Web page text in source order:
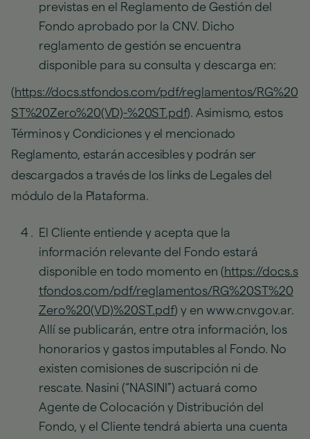
previstas en el Reglamento de Gestión del
Fondo aprobado por la CNV. Dicho
reglamento de gestión se encuentra
disponible para su consulta y descarga en:
(https://docs.stfondos.com/pdf/reglamentos/RG%20
ST%20Zero%20(VD)-%20ST.pdf). Asimismo, estos
Términos y Condiciones y el mencionado
Reglamento, estarán accesibles y podrán ser
descargados a través de los links de Legales del
módulo de la Plataforma.
El Cliente entiende y acepta que la
información relevante del Fondo estará
disponible en todo momento en (https://docs.s
tfondos.com/pdf/reglamentos/RG%20ST%20
Zero%20(VD)%20ST.pdf) y en www.cnv.gov.ar.
Allí se publicarán, entre otra información, los
honorarios y gastos imputables al Fondo. No
existen comisiones de suscripción ni de
rescate. Nasini (“NASINI”) actuará como
Agente de Colocación y Distribución del
Fondo, y el Cliente tendrá abierta una cuenta